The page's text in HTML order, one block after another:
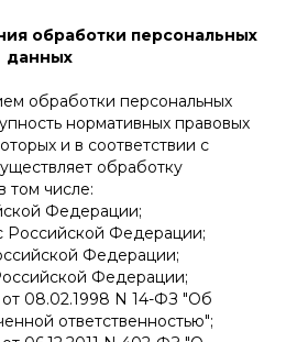
обработки персональных
данных
обработки персональных
нормативных правовых
и в соответствии с
обработку
том числе:
Федерации;
Российской Федерации;
Федерации;
Федерации;
08.02.1998 N 14-ФЗ "Об
ответственностью";